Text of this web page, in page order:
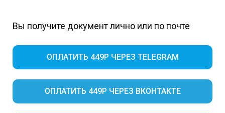
Вы получите документ лично или по почте
ОПЛАТИТЬ 449Р ЧЕРЕЗ TELEGRAM
ОПЛАТИТЬ 449Р ЧЕРЕЗ ВКОНТАКТЕ